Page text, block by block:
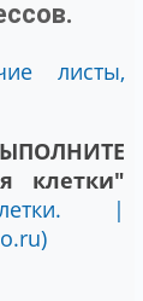
листы,
клетки"
|